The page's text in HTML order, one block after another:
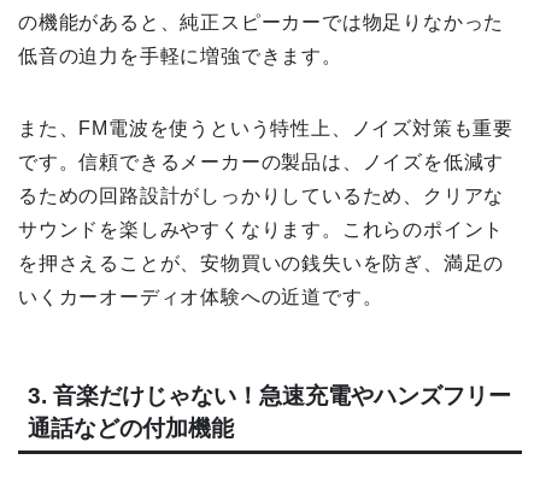
の機能があると、純正スピーカーでは物足りなかった
低音の迫力を手軽に増強できます。
また、FM電波を使うという特性上、ノイズ対策も重要
です。信頼できるメーカーの製品は、ノイズを低減す
るための回路設計がしっかりしているため、クリアな
サウンドを楽しみやすくなります。これらのポイント
を押さえることが、安物買いの銭失いを防ぎ、満足の
いくカーオーディオ体験への近道です。
3. 音楽だけじゃない！急速充電やハンズフリー
通話などの付加機能